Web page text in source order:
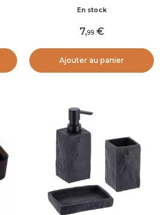
En stock
7,99
Ajouter au panier